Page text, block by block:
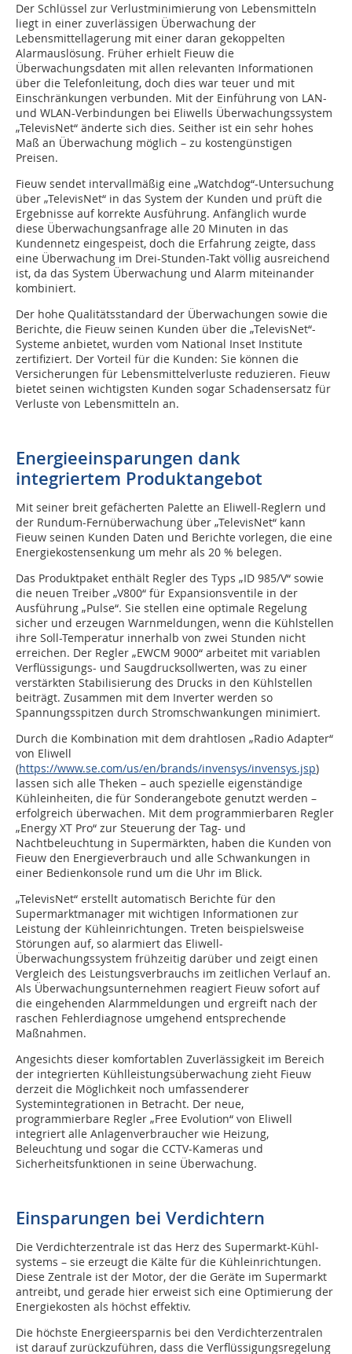
Der Schlüssel zur Verlustminimierung von Lebensmitteln
liegt in einer zuverlässigen Überwachung der
Lebensmittellagerung mit einer daran gekoppelten
Alarmauslösung. Früher erhielt Fieuw die
Überwachungsdaten mit allen relevanten Informationen
über die Telefonleitung, doch dies war teuer und mit
Einschränkungen verbunden. Mit der Einführung von LAN-
und WLAN-Verbindungen bei Eliwells Überwachungssystem
„TelevisNet“ änderte sich dies. Seither ist ein sehr hohes
Maß an Überwachung möglich – zu kostengünstigen
Preisen.
Fieuw sendet intervallmäßig eine „Watchdog“-Untersuchung
über „TelevisNet“ in das System der Kunden und prüft die
Ergebnisse auf korrekte Ausführung. Anfänglich wurde
diese Überwachungsanfrage alle 20 Minuten in das
Kundennetz eingespeist, doch die Erfahrung zeigte, dass
eine Überwachung im Drei-Stunden-Takt völlig ausreichend
ist, da das System Überwachung und Alarm miteinander
kombiniert.
Der hohe Qualitätsstandard der Überwachungen sowie die
Berichte, die Fieuw seinen Kunden über die „TelevisNet“-
Systeme anbietet, wurden vom National Inset Institute
zertifiziert. Der Vorteil für die Kunden: Sie können die
Versicherungen für Lebensmittelverluste reduzieren. Fieuw
bietet seinen wichtigsten Kunden sogar Schadensersatz für
Verluste von Lebensmitteln an.
Energieeinsparungen dank
integriertem Produktangebot
Mit seiner breit gefächerten Palette an Eliwell-Reglern und
der Rundum-Fernüberwachung über „TelevisNet“ kann
Fieuw seinen Kunden Daten und Berichte vorlegen, die eine
Energiekostensenkung um mehr als 20 % belegen.
Das Produktpaket enthält Regler des Typs „ID 985/V“ sowie
die neuen Treiber „V800“ für Expansionsventile in der
Ausführung „Pulse“. Sie stellen eine optimale Regelung
sicher und erzeugen Warnmeldungen, wenn die Kühlstellen
ihre Soll-Temperatur innerhalb von zwei Stunden nicht
erreichen. Der Regler „EWCM 9000“ arbeitet mit variablen
Verflüssigungs- und Saugdrucksollwerten, was zu einer
verstärkten Stabilisierung des Drucks in den Kühlstellen
beiträgt. Zusammen mit dem Inverter werden so
Spannungsspitzen durch Stromschwankungen minimiert.
Durch die Kombination mit dem drahtlosen „Radio Adapter“
von Eliwell
(https://www.se.com/us/en/brands/invensys/invensys.jsp)
lassen sich alle Theken – auch spezielle eigenständige
Kühleinheiten, die für Sonderangebote genutzt werden –
erfolgreich überwachen. Mit dem programmierbaren Regler
„Energy XT Pro“ zur Steuerung der Tag- und
Nachtbeleuchtung in Supermärkten, haben die Kunden von
Fieuw den Energieverbrauch und alle Schwankungen in
einer Bedienkonsole rund um die Uhr im Blick.
„TelevisNet“ erstellt automatisch Berichte für den
Supermarktmanager mit wichtigen Informationen zur
Leistung der Kühleinrichtungen. Treten beispielsweise
Störungen auf, so alarmiert das Eliwell-
Überwachungssystem frühzeitig darüber und zeigt einen
Vergleich des Leistungsverbrauchs im zeitlichen Verlauf an.
Als Überwachungsunternehmen reagiert Fieuw sofort auf
die eingehenden Alarmmeldungen und ergreift nach der
raschen Fehlerdiagnose umgehend entsprechende
Maßnahmen.
Angesichts dieser komfortablen Zuverlässigkeit im Bereich
der integrierten Kühlleistungsüberwachung zieht Fieuw
derzeit die Möglichkeit noch umfassenderer
Systemintegrationen in Betracht. Der neue,
programmierbare Regler „Free Evolution“ von Eliwell
integriert alle Anlagenverbraucher wie Heizung,
Beleuchtung und sogar die CCTV-Kameras und
Sicherheitsfunktionen in seine Überwachung.
Einsparungen bei Verdichtern
Die Verdichterzentrale ist das Herz des Supermarkt-Kühl­
systems – sie erzeugt die Kälte für die Kühleinrichtungen.
Diese Zentrale ist der Motor, der die Geräte im Supermarkt
antreibt, und gerade hier erweist sich eine Optimierung der
Energiekosten als höchst effektiv.
Die höchste Energieersparnis bei den Verdichterzentralen
ist darauf zurückzuführen, dass die Verflüssigungsregelung